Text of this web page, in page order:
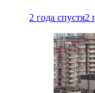
2 года спустя2